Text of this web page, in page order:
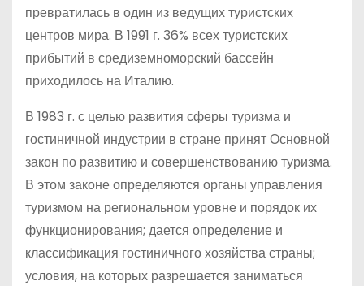
превратилась в один из ведущих туристских
центров мира. В 1991 г. 36% всех туристских
прибытий в средиземноморский бассейн
приходилось на Италию.
В 1983 г. с целью развития сферы туризма и
гостиничной индустрии в стране принят Основной
закон по развитию и совершенствованию туризма.
В этом законе определяются органы управления
туризмом на региональном уровне и порядок их
функционирования; дается определение и
классификация гостиничного хозяйства страны;
условия, на которых разрешается заниматься